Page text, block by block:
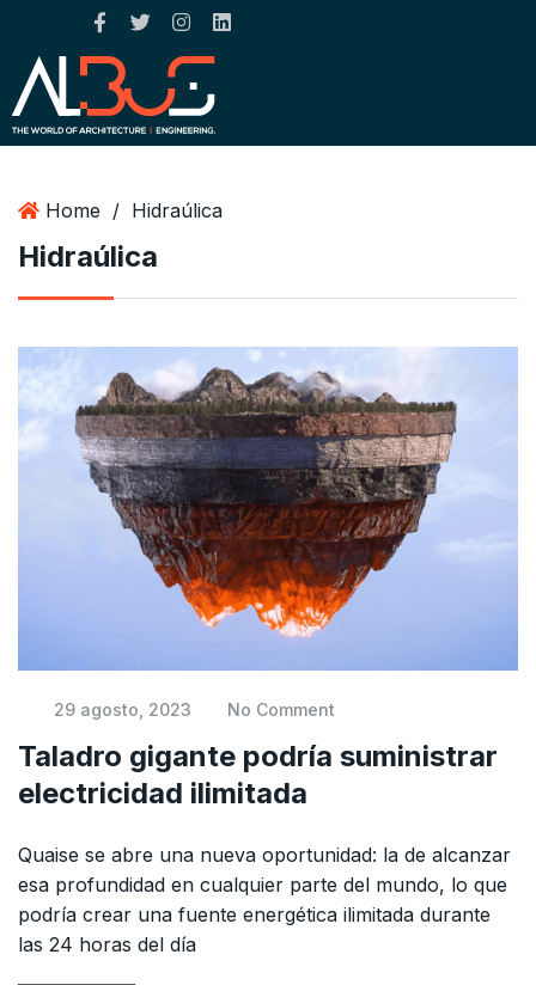
Home / Hidraúlica
Hidraúlica
29 agosto, 2023 No Comment
Taladro gigante podría suministrar
electricidad ilimitada
Quaise se abre una nueva oportunidad: la de alcanzar
esa profundidad en cualquier parte del mundo, lo que
podría crear una fuente energética ilimitada durante
las 24 horas del día